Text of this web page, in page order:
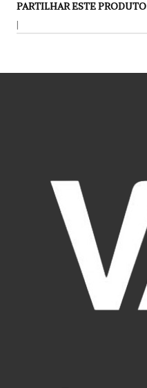
PARTILHAR ESTE PRODUTO
|